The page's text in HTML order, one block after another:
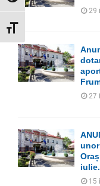
GLISOR MĂRIME FONT
29
27
15